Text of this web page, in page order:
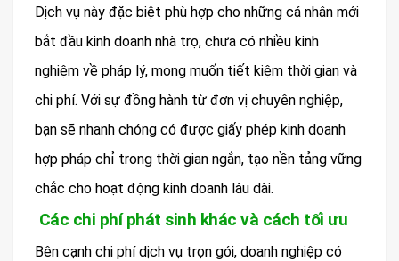
Dịch vụ này đặc biệt phù hợp cho những cá nhân mới
bắt đầu kinh doanh nhà trọ, chưa có nhiều kinh
nghiệm về pháp lý, mong muốn tiết kiệm thời gian và
chi phí. Với sự đồng hành từ đơn vị chuyên nghiệp,
bạn sẽ nhanh chóng có được giấy phép kinh doanh
hợp pháp chỉ trong thời gian ngắn, tạo nền tảng vững
chắc cho hoạt động kinh doanh lâu dài.
Các chi phí phát sinh khác và cách tối ưu
Bên cạnh chi phí dịch vụ trọn gói, doanh nghiệp có